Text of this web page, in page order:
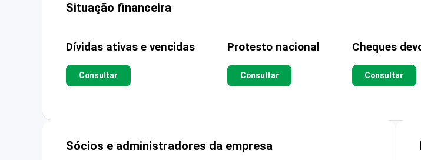
Situação financeira
Dívidas ativas e vencidas
Consultar
Protesto nacional
Consultar
Cheques
Consultar
Sócios e administradores da empresa